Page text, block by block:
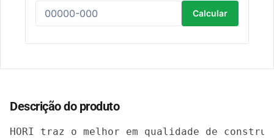
Calcular
Descrição do produto
HORI traz o melhor em qualidade de